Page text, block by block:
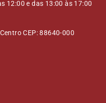
12:00 e das 13:00 às 17:00
CEP: 88640-000